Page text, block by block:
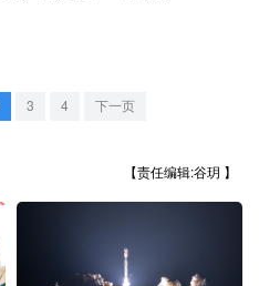
湖南
云南
3 4 下一页
【责任编辑:谷玥 】